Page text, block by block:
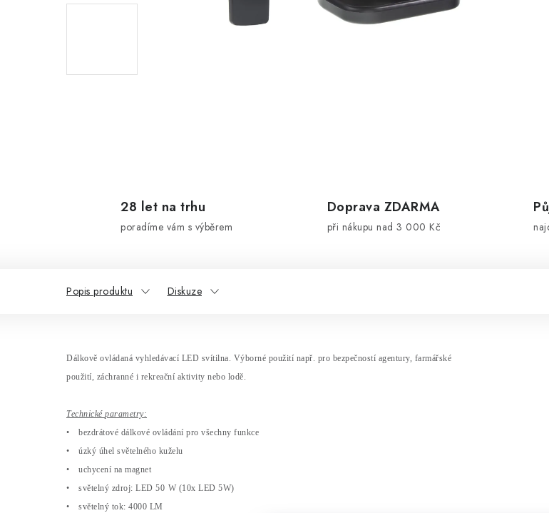
28 let na trhu
poradíme vám s výběrem
Doprava ZDARMA
při nákupu nad 3 000 Kč
Popis produktu Diskuze
Dálkově ovládaná vyhledávací LED svítilna. Výborné použití např. pro bezpečností agentury, farmářské
použití, záchranné i rekreační aktivity nebo lodě.
Technické parametry:
• bezdrátové dálkové ovládání pro všechny funkce
• úzký úhel světelného kuželu
• uchycení na magnet
• světelný zdroj: LED 50 W (10x LED 5W)
• světelný tok: 4000 LM